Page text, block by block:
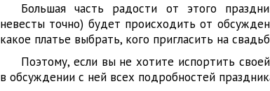
Большая часть радости от этого
невесты точно) будет происходить от
какое платье выбрать, кого пригласить на
Поэтому, если вы не хотите испортить
в обсуждении с ней всех подробностей